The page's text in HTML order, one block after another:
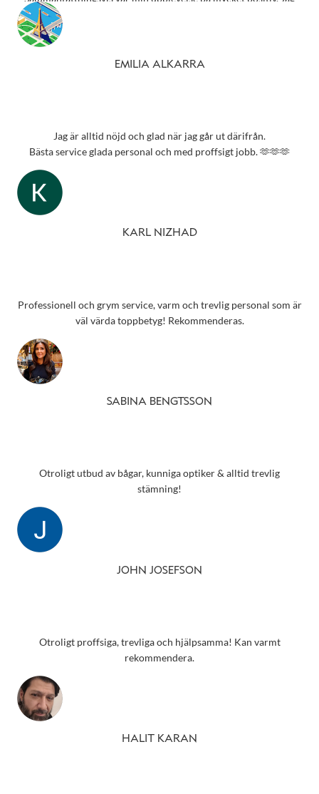
rekommenderar starkt detta ställe till alla som behöver
EMILIA ALKARRA
Jag är alltid nöjd och glad när jag går ut därifrån.
Bästa service glada personal och med proffsigt jobb. 🫶🫶🫶
KARL NIZHAD
Professionell och grym service, varm och trevlig personal som är
väl värda toppbetyg! Rekommenderas.
SABINA BENGTSSON
Otroligt utbud av bågar, kunniga optiker & alltid trevlig
stämning!
JOHN JOSEFSON
Otroligt proffsiga, trevliga och hjälpsamma! Kan varmt
rekommendera.
HALIT KARAN